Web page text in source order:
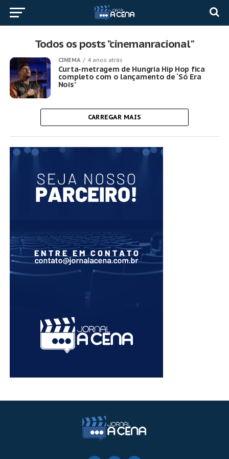
Todos os posts "cinemanracional"
CINEMA 4 anos atrás
Curta-metragem de Hungria Hip Hop fica
completo com o lançamento de ‘Só Era
Nois’
CARREGAR MAIS